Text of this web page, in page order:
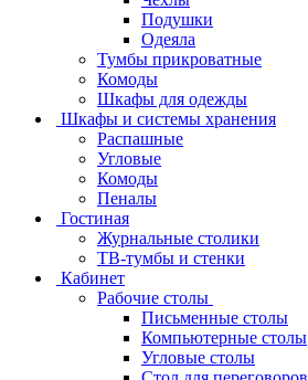
Подушки
Одеяла
Тумбы прикроватные
Комоды
Шкафы для одежды
Шкафы и системы хранения
Распашные
Угловые
Комоды
Пеналы
Гостиная
Журнальные столики
ТВ‑тумбы и стенки
Кабинет
Рабочие столы
Письменные столы
Компьютерные столы
Угловые столы